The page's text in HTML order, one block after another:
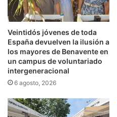
Veintidós jóvenes de toda
España devuelven la ilusión a
los mayores de Benavente en
un campus de voluntariado
intergeneracional
6 agosto, 2026